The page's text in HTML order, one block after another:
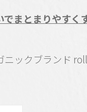
まとまりやすく
ニックブランド